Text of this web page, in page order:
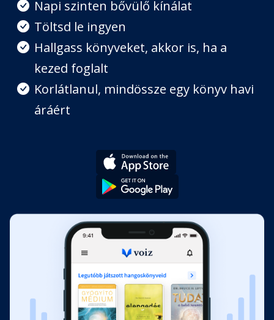
Napi szinten bővülő kínálat
Töltsd le ingyen
Hallgass könyveket, akkor is, ha a
kezed foglalt
Korlátlanul, mindössze egy könyv havi
áráért